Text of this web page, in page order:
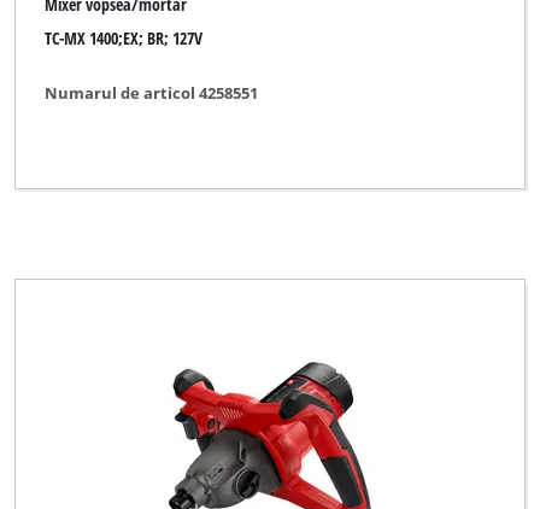
TC-MX 1400;EX; BR; 127V
Numarul de articol 4258551